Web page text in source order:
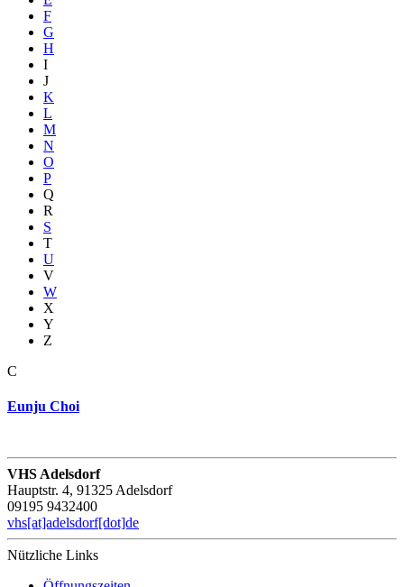
F
G
H
I
J
K
L
M
N
O
P
Q
R
S
T
U
V
W
X
Y
Z
C
Eunju Choi
VHS Adelsdorf
Hauptstr. 4, 91325 Adelsdorf
09195 9432400
vhs[at]adelsdorf[dot]de
Nützliche Links